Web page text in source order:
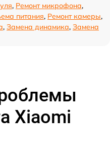
, Ремонт микрофона,
питания, Ремонт камеры,
, Замена динамика, Замена
Xiaomi